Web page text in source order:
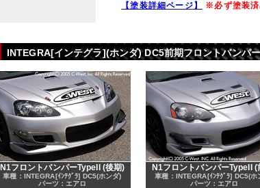
【塗装詳細ページ】
※必ず塗装済
INTEGRA[インテグラ](ホンダ) DC5前期フロントバンパ
N1フロントバンパーTypeII (後期)
車種：INTEGRA[ｲﾝﾃｸﾞﾗ] DC5(ホンダ)
パーツ：エアロ
N1フロントバンパーTypeII (
車種：INTEGRA[ｲﾝﾃｸﾞﾗ] DC5(ホ
パーツ：エアロ